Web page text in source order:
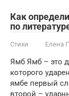
Как
по
Стихи Елена
Ямб Ямб – это
которого
ямбе первый
второй –